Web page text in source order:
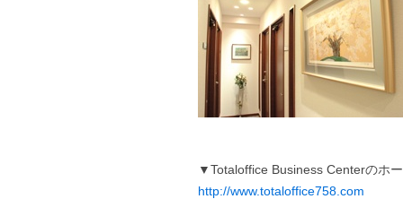
▼Totaloffice Business Centerのホ
http://www.totaloffice758.com